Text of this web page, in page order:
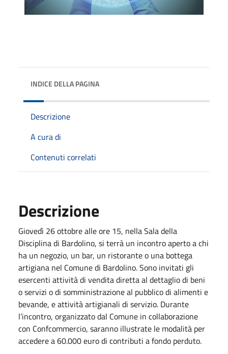
INDICE DELLA PAGINA
Descrizione
A cura di
Contenuti correlati
Descrizione
Giovedì 26 ottobre alle ore 15, nella Sala della
Disciplina di Bardolino, si terrà un incontro aperto a chi
ha un negozio, un bar, un ristorante o una bottega
artigiana nel Comune di Bardolino. Sono invitati gli
esercenti attività di vendita diretta al dettaglio di beni
o servizi o di somministrazione al pubblico di alimenti e
bevande, e attività artigianali di servizio. Durante
l’incontro, organizzato dal Comune in collaborazione
con Confcommercio, saranno illustrate le modalità per
accedere a 60.000 euro di contributi a fondo perduto.